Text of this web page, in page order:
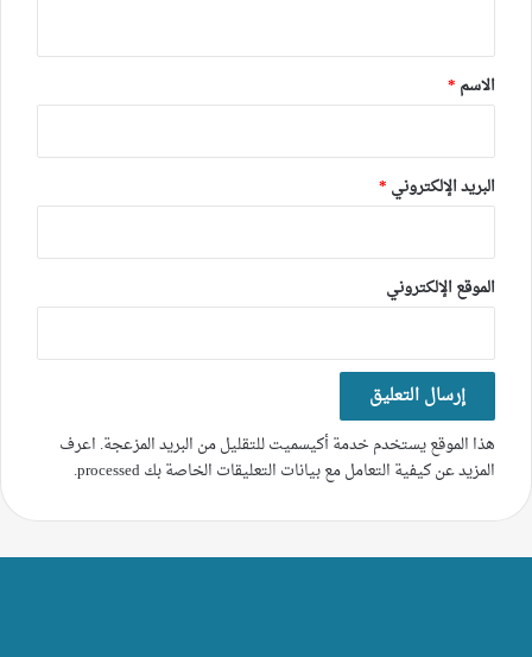
*
الاسم *
البريد الإلكتروني *
الموقع الإلكتروني
هذا الموقع يستخدم خدمة أكيسميت للتقليل من البريد المزعجة. اعرف
المزيد عن كيفية التعامل مع بيانات التعليقات الخاصة بك processed
.